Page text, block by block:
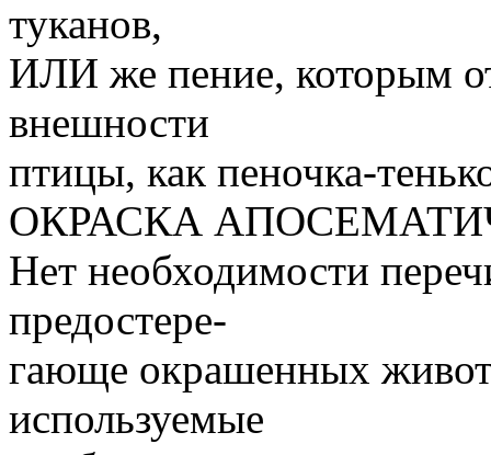
туканов,
ИЛИ же пение, которым
внешности
птицы, как пеночка-
ОКРАСКА
Нет необходимости
предостере-
гающе окрашенных
используемые